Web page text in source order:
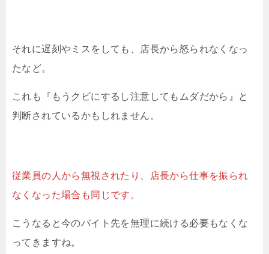
それに遅刻やミスをしても、店長から怒られなくなっ
たなど。
これも『もうクビにするし注意してもムダだから』と
判断されているかもしれません。
従業員の人から無視されたり、店長から仕事を振られ
なくなった場合も同じです。
こうなると今のバイト先を無理に続ける必要もなくな
ってきますね。